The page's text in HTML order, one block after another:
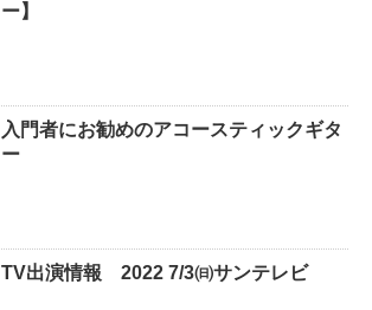
ー】
入門者にお勧めのアコースティックギタ
ー
TV出演情報 2022 7/3㈰サンテレビ